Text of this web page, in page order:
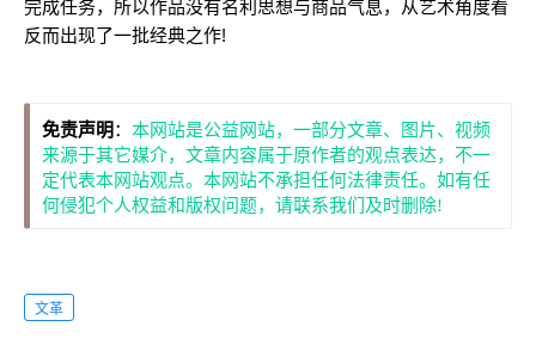
完成任务，所以作品没有名利思想与商品气息，从艺术角度看
反而出现了一批经典之作!
免责声明 ： 本网站是公益网站，一部分文章、图片、视频
来源于其它媒介，文章内容属于原作者的观点表达，不一
定代表本网站观点。本网站不承担任何法律责任。如有任
何侵犯个人权益和版权问题，请联系我们及时删除!
文革